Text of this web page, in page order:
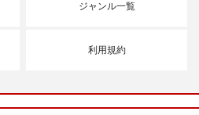
ジャンル一覧
利用規約